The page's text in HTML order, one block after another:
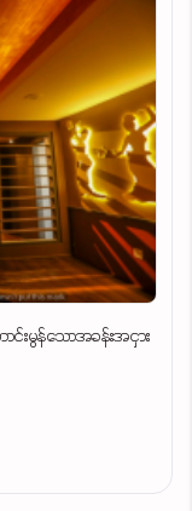
ာင်းမွန်သောအခန်းအငှား